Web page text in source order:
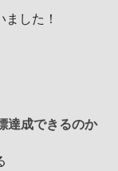
した！
達成できるのか